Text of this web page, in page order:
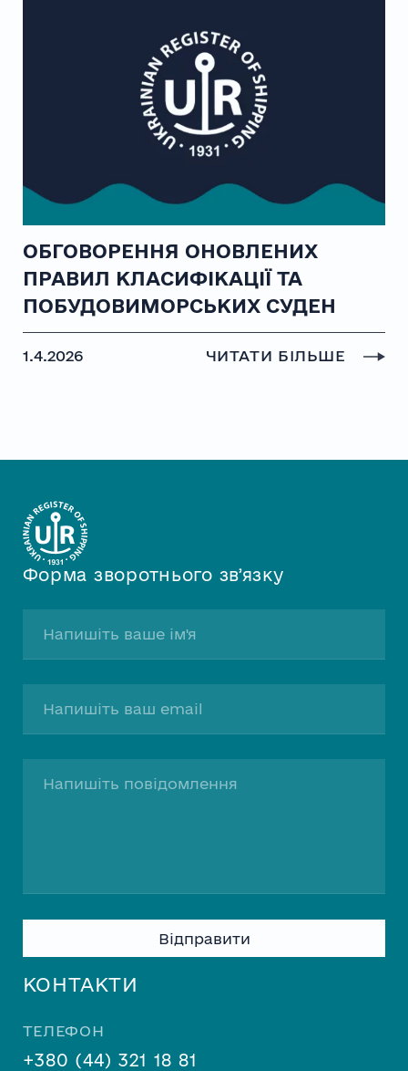
ОБГОВОРЕННЯ ОНОВЛЕНИХ
ПРАВИЛ КЛАСИФІКАЦІЇ ТА
ПОБУДОВИМОРСЬКИХ СУДЕН
1.4.2026 ЧИТАТИ БІЛЬШЕ
КОНТАКТИ
ТЕЛЕФОН
+380 (44) 321 18 81
Форма зворотнього звʼязку
field